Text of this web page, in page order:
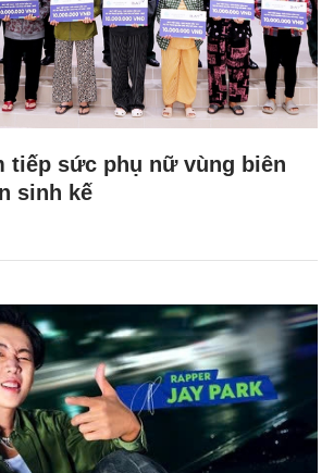
tiếp sức phụ nữ vùng biên
sinh kế